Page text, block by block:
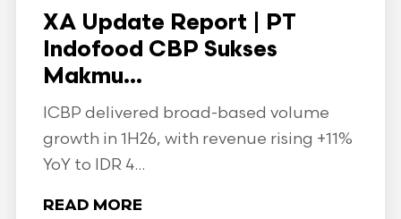
XA Update Report | PT
Indofood CBP Sukses
Makmu...
ICBP delivered broad-based volume
growth in 1H26, with revenue rising +11%
YoY to IDR 4...
READ MORE